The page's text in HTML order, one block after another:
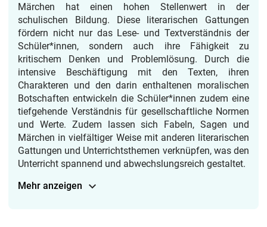
Märchen hat einen hohen Stellenwert in der
schulischen Bildung. Diese literarischen Gattungen
fördern nicht nur das Lese- und Textverständnis der
Schüler*innen, sondern auch ihre Fähigkeit zu
kritischem Denken und Problemlösung. Durch die
intensive Beschäftigung mit den Texten, ihren
Charakteren und den darin enthaltenen moralischen
Botschaften entwickeln die Schüler*innen zudem eine
tiefgehende Verständnis für gesellschaftliche Normen
und Werte. Zudem lassen sich Fabeln, Sagen und
Märchen in vielfältiger Weise mit anderen literarischen
Gattungen und Unterrichtsthemen verknüpfen, was den
Unterricht spannend und abwechslungsreich gestaltet.
Mehr anzeigen